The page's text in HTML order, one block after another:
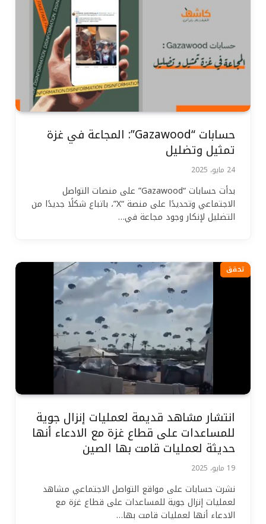
حسابات “Gazawood”: المجاعة في غزة
تمثيل وتضليل
24 مايو، 2025
بدأت حسابات “Gazawood” على منصات التواصل
الاجتماعي وتحديدًا على منصة “X”، باتباع شكلًا جديدًا من
التضليل لإنكار وجود مجاعة في…
تحقق
انتشار مشاهد قديمة لعمليات إنزال جوية
للمساعدات على قطاع غزة مع الادعاء أنها
حديثة لعمليات قامت بها الصين
19 مايو، 2025
نشرت حسابات على مواقع التواصل الاجتماعي مشاهد
لعمليات إنزال جوية للمساعدات على قطاع غزة مع
الادعاء أنها لعمليات قامت بها…